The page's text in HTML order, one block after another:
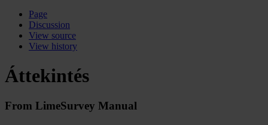
Page
Discussion
View source
View history
Áttekintés
From LimeSurvey Manual